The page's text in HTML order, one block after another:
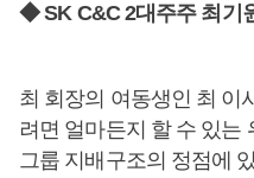
◆ SK C&C 2대주주 최기
최 회장의 여동생인 최 이
려면 얼마든지 할 수 있는
그룹 지배구조의 정점에